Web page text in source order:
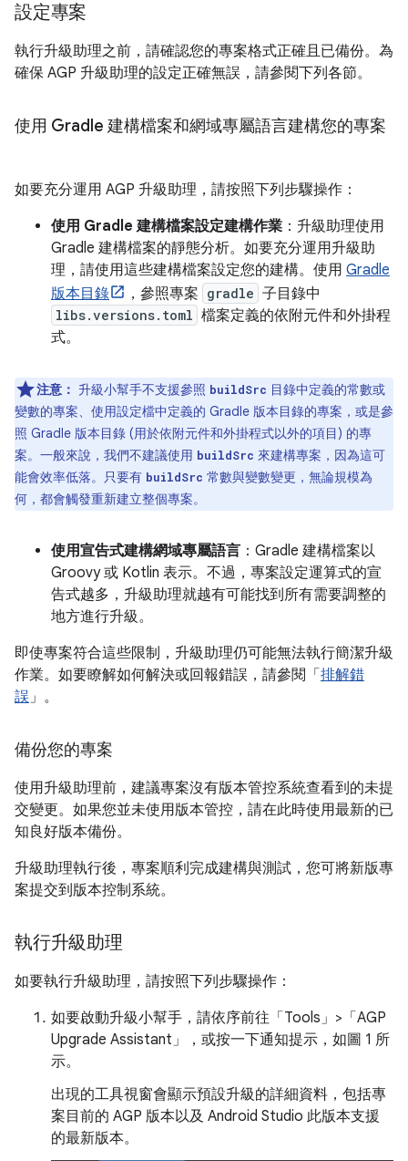
設定專案
執行升級助理之前，請確認您的專案格式正確且已備份。為
確保 AGP 升級助理的設定正確無誤，請參閱下列各節。
使用 Gradle 建構檔案和網域專屬語言建構您的專案
如要充分運用 AGP 升級助理，請按照下列步驟操作：
使用 Gradle 建構檔案設定建構作業 ：升級助理使用
Gradle 建構檔案的靜態分析。如要充分運用升級助
理，請使用這些建構檔案設定您的建構。使用 Gradle
版本目錄
，參照專案 gradle 子目錄中
libs.versions.toml 檔案定義的依附元件和外掛程
式。
注意： 升級小幫手不支援參照 buildSrc 目錄中定義的常數或
變數的專案、使用設定檔中定義的 Gradle 版本目錄的專案，或是參
照 Gradle 版本目錄 (用於依附元件和外掛程式以外的項目) 的專
案。一般來說，我們不建議使用 buildSrc 來建構專案，因為這可
能會效率低落。只要有 buildSrc 常數與變數變更，無論規模為
何，都會觸發重新建立整個專案。
使用宣告式建構網域專屬語言 ：Gradle 建構檔案以
Groovy 或 Kotlin 表示。不過，專案設定運算式的宣
告式越多，升級助理就越有可能找到所有需要調整的
地方進行升級。
即使專案符合這些限制，升級助理仍可能無法執行簡潔升級
作業。如要瞭解如何解決或回報錯誤，請參閱「 排解錯
誤」。
備份您的專案
使用升級助理前，建議專案沒有版本管控系統查看到的未提
交變更。如果您並未使用版本管控，請在此時使用最新的已
知良好版本備份。
升級助理執行後，專案順利完成建構與測試，您可將新版專
案提交到版本控制系統。
執行升級助理
如要執行升級助理，請按照下列步驟操作：
如要啟動升級小幫手，請依序前往「Tools」>「AGP
Upgrade Assistant」
，或按一下通知提示，如圖 1 所
示。
出現的工具視窗會顯示預設升級的詳細資料，包括專
案目前的 AGP 版本以及 Android Studio 此版本支援
的最新版本。